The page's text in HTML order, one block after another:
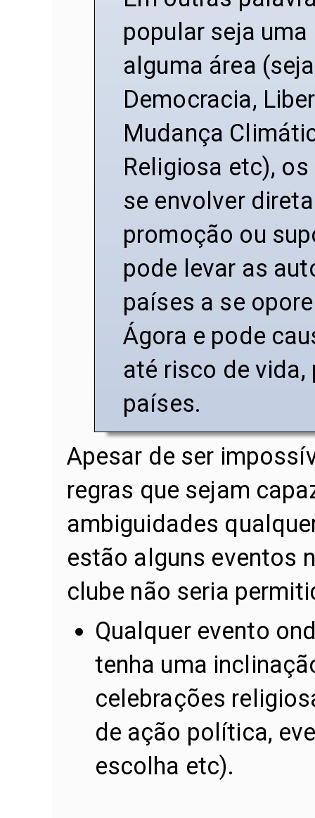
popular seja
alguma área
Democracia,
Mudança
Religiosa etc),
se envolver
promoção ou
pode levar as
países a se
Ágora e pode
até risco de
países.
Apesar de ser
regras que sejam
ambiguidades
estão alguns eventos
clube não seria
Qualquer evento
tenha uma
celebrações
de ação política,
escolha etc).